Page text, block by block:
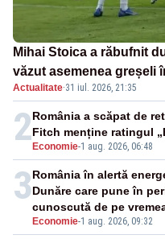
Mihai Stoica a răbufnit
văzut asemenea greșeli
Actualitate·31 iul. 2026, 21:35
2 Economie-1 aug. 2026, 06:48
România a scăpat de
Fitch menține ratingul
3
Economie-1 aug. 2026, 09:32
România în alertă
Dunăre care pune în
cunoscută de pe